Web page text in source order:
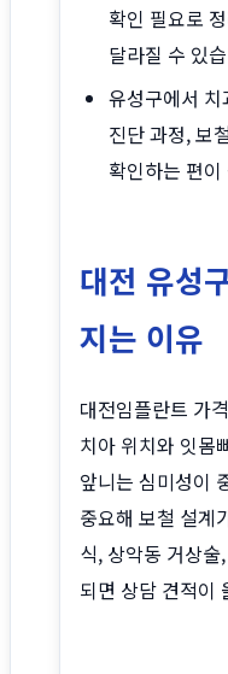
확인 필요로
달라질 수 있
유성구에서
진단 과정, 보
확인하는 편
대전 유성
지는 이유
대전임플란트 가
치아 위치와 잇몸
앞니는 심미성이
중요해 보철 설계
식, 상악동 거상
되면 상담 견적이